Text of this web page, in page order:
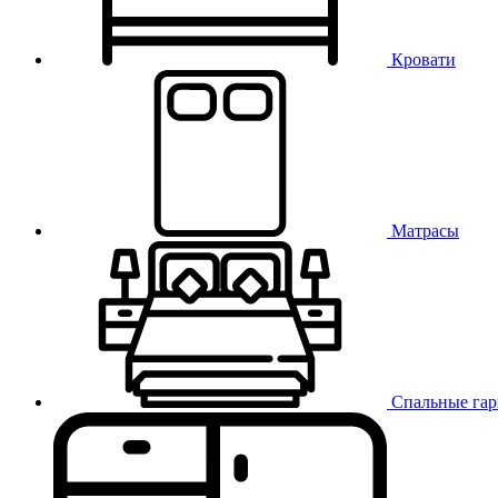
Кровати
Матрасы
Спальные